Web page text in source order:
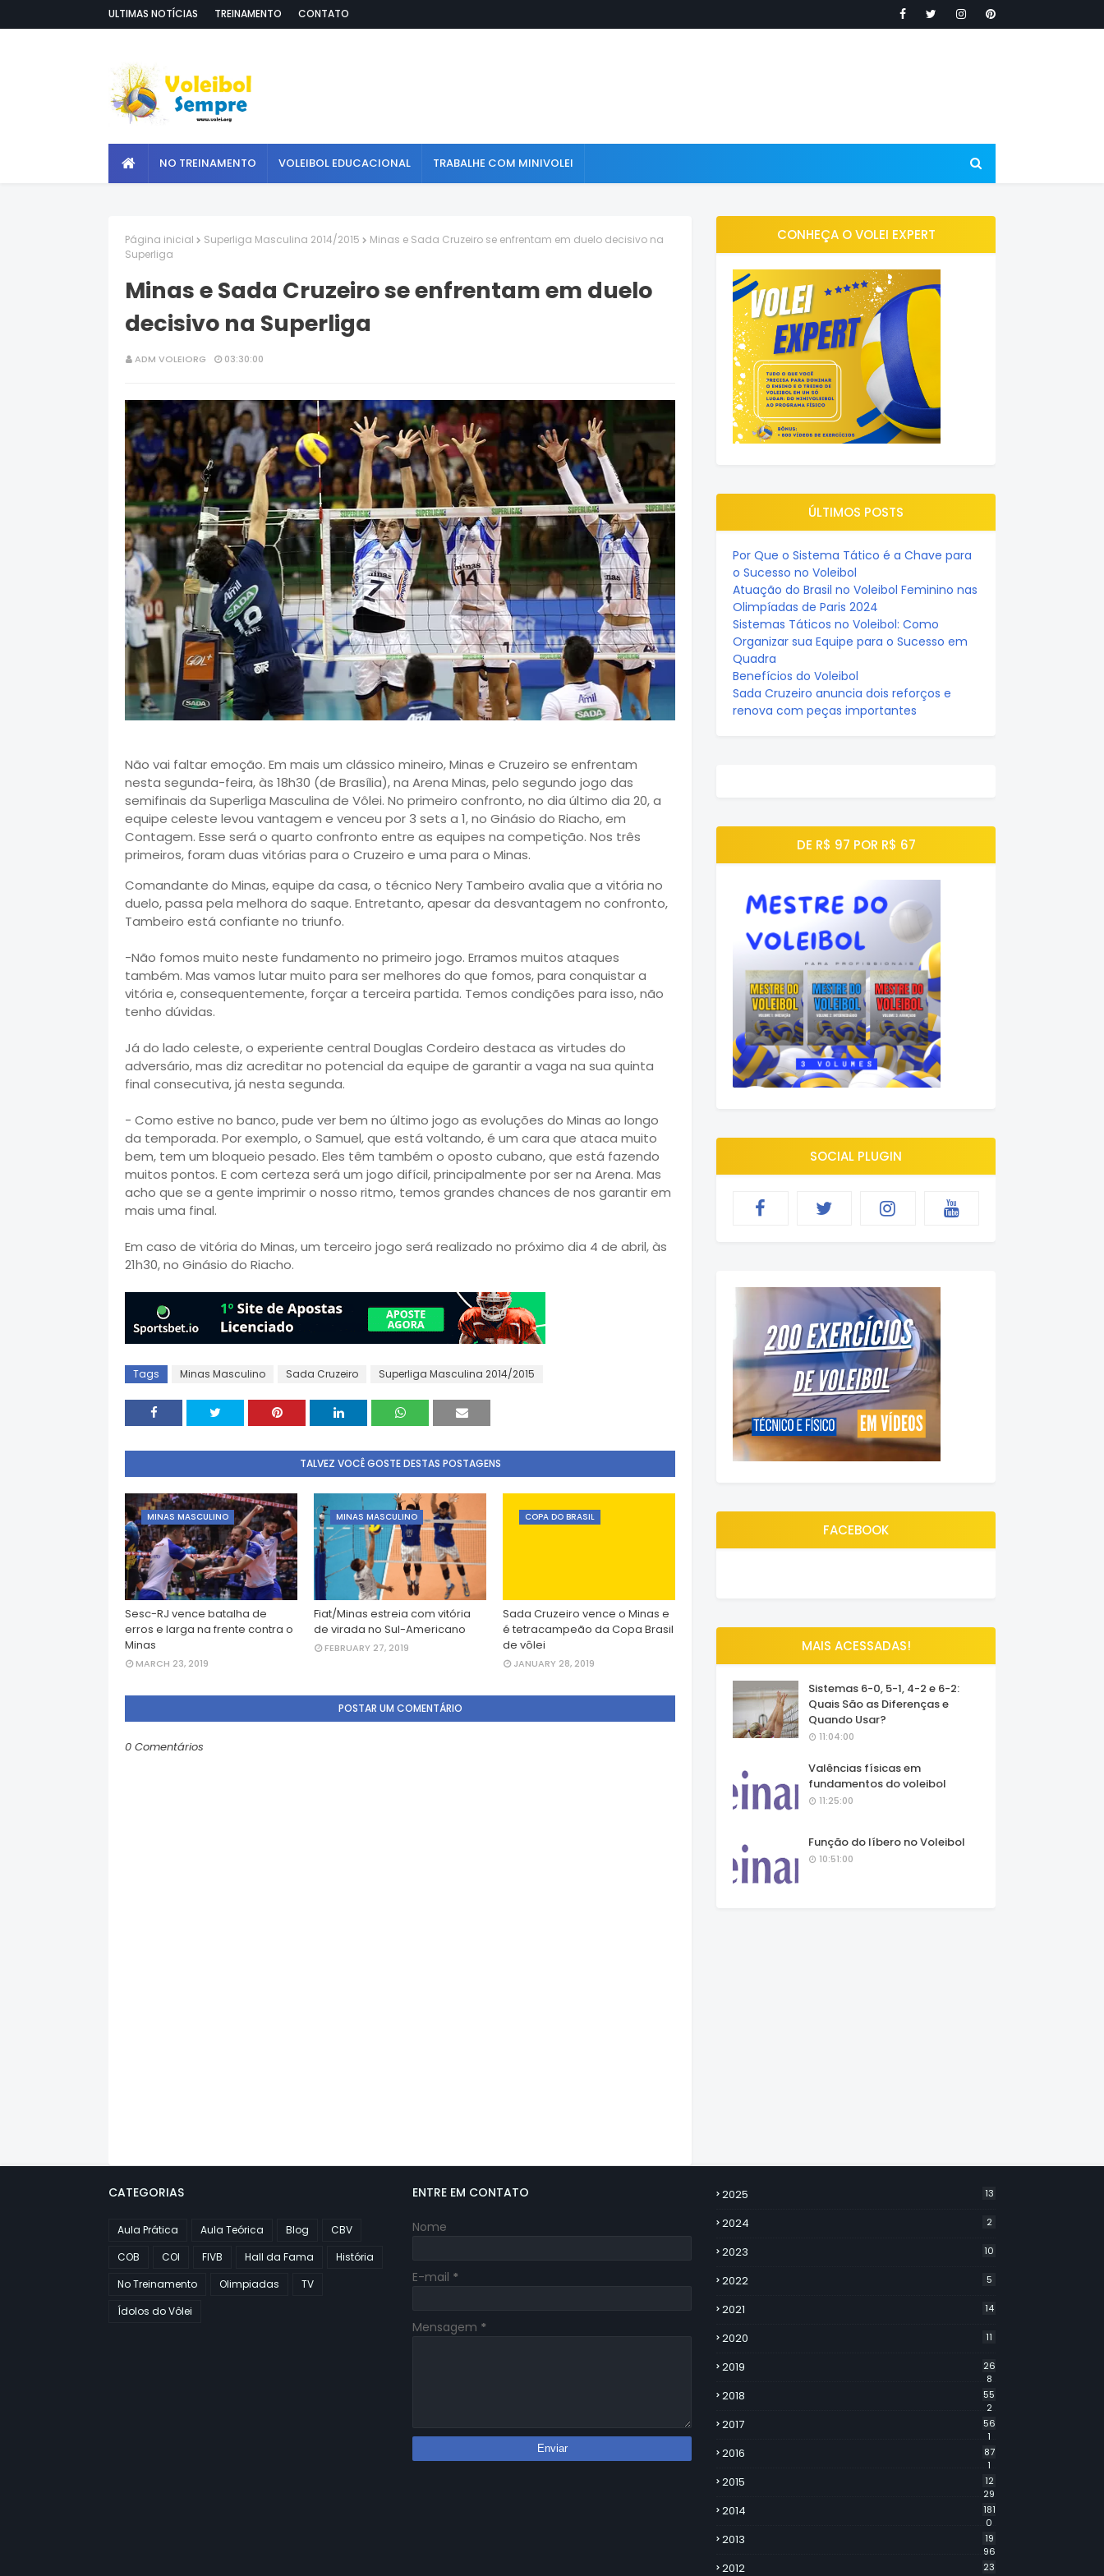
ULTIMAS NOTÍCIAS TREINAMENTO CONTATO
NO TREINAMENTO VOLEIBOL EDUCACIONAL TRABALHE COM MINIVOLEI
Página inicial Superliga Masculina 2014/2015
Minas e Sada Cruzeiro se enfrentam em duelo decisivo na
Superliga
Minas e Sada Cruzeiro se enfrentam em duelo
decisivo na Superliga
ADM VOLEIORG 03:30:00
Não vai faltar emoção. Em mais um clássico mineiro, Minas e Cruzeiro se enfrentam
nesta segunda-feira, às 18h30 (de Brasília), na Arena Minas, pelo segundo jogo das
semifinais da Superliga Masculina de Vôlei. No primeiro confronto, no dia último dia 20, a
equipe celeste levou vantagem e venceu por 3 sets a 1, no Ginásio do Riacho, em
Contagem. Esse será o quarto confronto entre as equipes na competição. Nos três
primeiros, foram duas vitórias para o Cruzeiro e uma para o Minas.
Comandante do Minas, equipe da casa, o técnico Nery Tambeiro avalia que a vitória no
duelo, passa pela melhora do saque. Entretanto, apesar da desvantagem no confronto,
Tambeiro está confiante no triunfo.
-Não fomos muito neste fundamento no primeiro jogo. Erramos muitos ataques
também. Mas vamos lutar muito para ser melhores do que fomos, para conquistar a
vitória e, consequentemente, forçar a terceira partida. Temos condições para isso, não
tenho dúvidas.
Já do lado celeste, o experiente central Douglas Cordeiro destaca as virtudes do
adversário, mas diz acreditar no potencial da equipe de garantir a vaga na sua quinta
final consecutiva, já nesta segunda.
- Como estive no banco, pude ver bem no último jogo as evoluções do Minas ao longo
da temporada. Por exemplo, o Samuel, que está voltando, é um cara que ataca muito
bem, tem um bloqueio pesado. Eles têm também o oposto cubano, que está fazendo
muitos pontos. E com certeza será um jogo difícil, principalmente por ser na Arena. Mas
acho que se a gente imprimir o nosso ritmo, temos grandes chances de nos garantir em
mais uma final.
Em caso de vitória do Minas, um terceiro jogo será realizado no próximo dia 4 de abril, às
21h30, no Ginásio do Riacho.
Tags Minas Masculino Sada Cruzeiro Superliga Masculina 2014/2015
TALVEZ VOCÊ GOSTE DESTAS POSTAGENS
MINAS MASCULINO
Sesc-RJ vence batalha de
erros e larga na frente contra o
Minas
MARCH 23, 2019
MINAS MASCULINO
Fiat/Minas estreia com vitória
de virada no Sul-Americano
FEBRUARY 27, 2019
COPA DO BRASIL
Sada Cruzeiro vence o Minas e
é tetracampeão da Copa Brasil
de vôlei
JANUARY 28, 2019
POSTAR UM COMENTÁRIO
0 Comentários
CONHEÇA O VOLEI EXPERT
ÚLTIMOS POSTS
Por Que o Sistema Tático é a Chave para
o Sucesso no Voleibol
Atuação do Brasil no Voleibol Feminino nas
Olimpíadas de Paris 2024
Sistemas Táticos no Voleibol: Como
Organizar sua Equipe para o Sucesso em
Quadra
Benefícios do Voleibol
Sada Cruzeiro anuncia dois reforços e
renova com peças importantes
DE R$ 97 POR R$ 67
SOCIAL PLUGIN
FACEBOOK
MAIS ACESSADAS!
Sistemas 6-0, 5-1, 4-2 e 6-2:
Quais São as Diferenças e
Quando Usar?
11:04:00
Valências físicas em
fundamentos do voleibol
11:25:00
Função do líbero no Voleibol
10:51:00
CATEGORIAS
Aula Prática Aula Teórica Blog
CBV
COB
COI FIVB Hall da Fama
História
No Treinamento
Olimpiadas
TV
Ídolos do Vôlei
ENTRE EM CONTATO
Nome
E-mail *
Mensagem *
2025 13
2024 2
2023 10
2022 5
2021 14
2020 11
2019
26
8
2018
55
2
2017
56
1
2016
87
1
2015
12
29
2014
181
0
2013
19
96
2012
23